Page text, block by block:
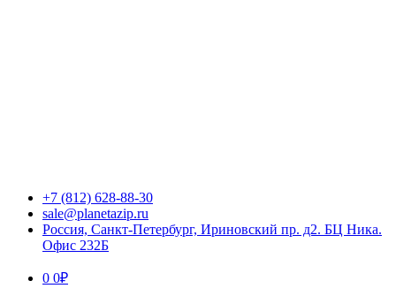
+7 (812) 628-88-30
sale@planetazip.ru
Россия, Санкт-Петербург, Ириновский пр. д2. БЦ Ника.
Офис 232Б
0 0₽